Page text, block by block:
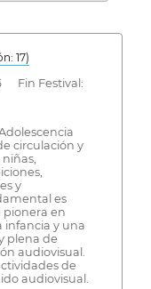
17)
Fin Festival:
circulación y
y
es
pionera en
infancia y una
plena de
audiovisual.
de
audiovisual.